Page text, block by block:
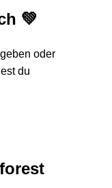
💚
oder
du